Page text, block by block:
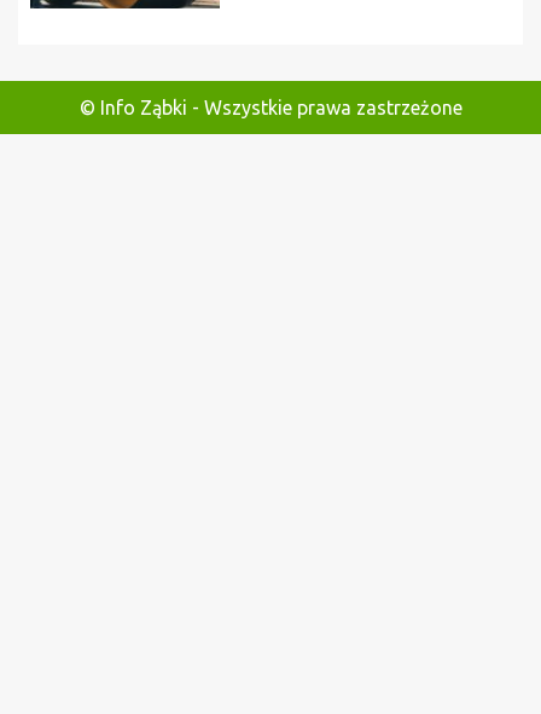
© Info Ząbki - Wszystkie prawa zastrzeżone